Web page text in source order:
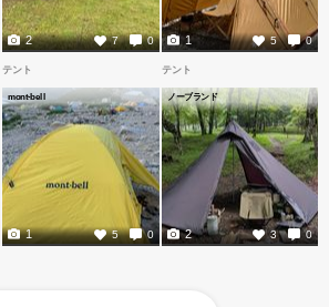
7 0
2 5 0
1
テント
mont-bell
5 0
1
テント
ノーブランド
3 0
2